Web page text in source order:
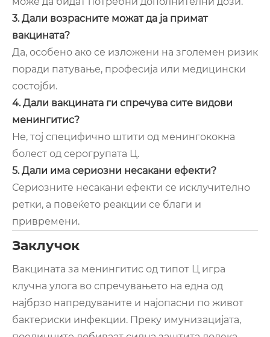
3. Дали возрасните можат да ја примат
вакцината?
Да, особено ако се изложени на зголемен ризик
поради патување, професија или медицински
состојби.
4. Дали вакцината ги спречува сите видови
менингитис?
Не, тој специфично штити од менингококна
болест од серогрупата Ц.
5. Дали има сериозни несакани ефекти?
Сериозните несакани ефекти се исклучително
ретки, а повеќето реакции се благи и
привремени.
Заклучок
Вакцината за менингитис од типот Ц игра
клучна улога во спречувањето на една од
најбрзо напредуваните и најопасни по живот
бактериски инфекции. Преку имунизацијата,